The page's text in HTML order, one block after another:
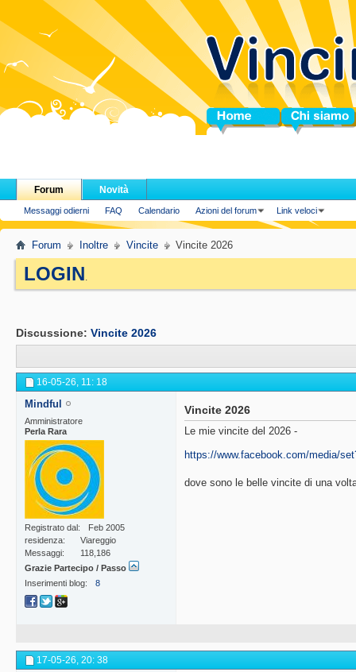
Home Chi siamo
Forum
Messaggi odierni FAQ Calendario Azioni del forum Link veloci
Novità
Forum Inoltre Vincite Vincite 2026
LOGIN.
Discussione: Vincite 2026
16-05-26, 11: 18
Mindful
Amministratore
Perla Rara
Registrato dal
Feb 2005
residenza
Viareggio
Messaggi
118,186
Grazie Partecipo / Passo
Inserimenti blog
8
Vincite 2026
Le mie vincite del 2026 -
https://www.facebook.com/media/
dove sono le belle vincite di una
17-05-26, 20: 38